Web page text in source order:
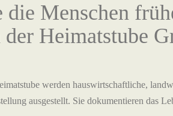
die Menschen
der Heimatstube
werden hauswirtschaftliche,
ausgestellt. Sie dokumentieren das